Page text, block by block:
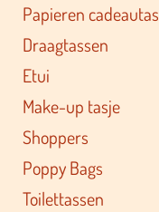
Papieren cadeautas
Draagtassen
Etui
Make-up tasje
Shoppers
Poppy Bags
Toilettassen